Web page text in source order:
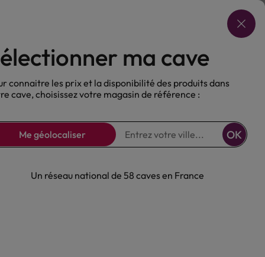
Choisir ma cave
Nos Bières Sans alcool
ma cave
connaitre les prix et la disponibilité des produits dans
cave, choisissez votre magasin de référence :
Me géolocaliser OK
Un réseau national de 58 caves en France